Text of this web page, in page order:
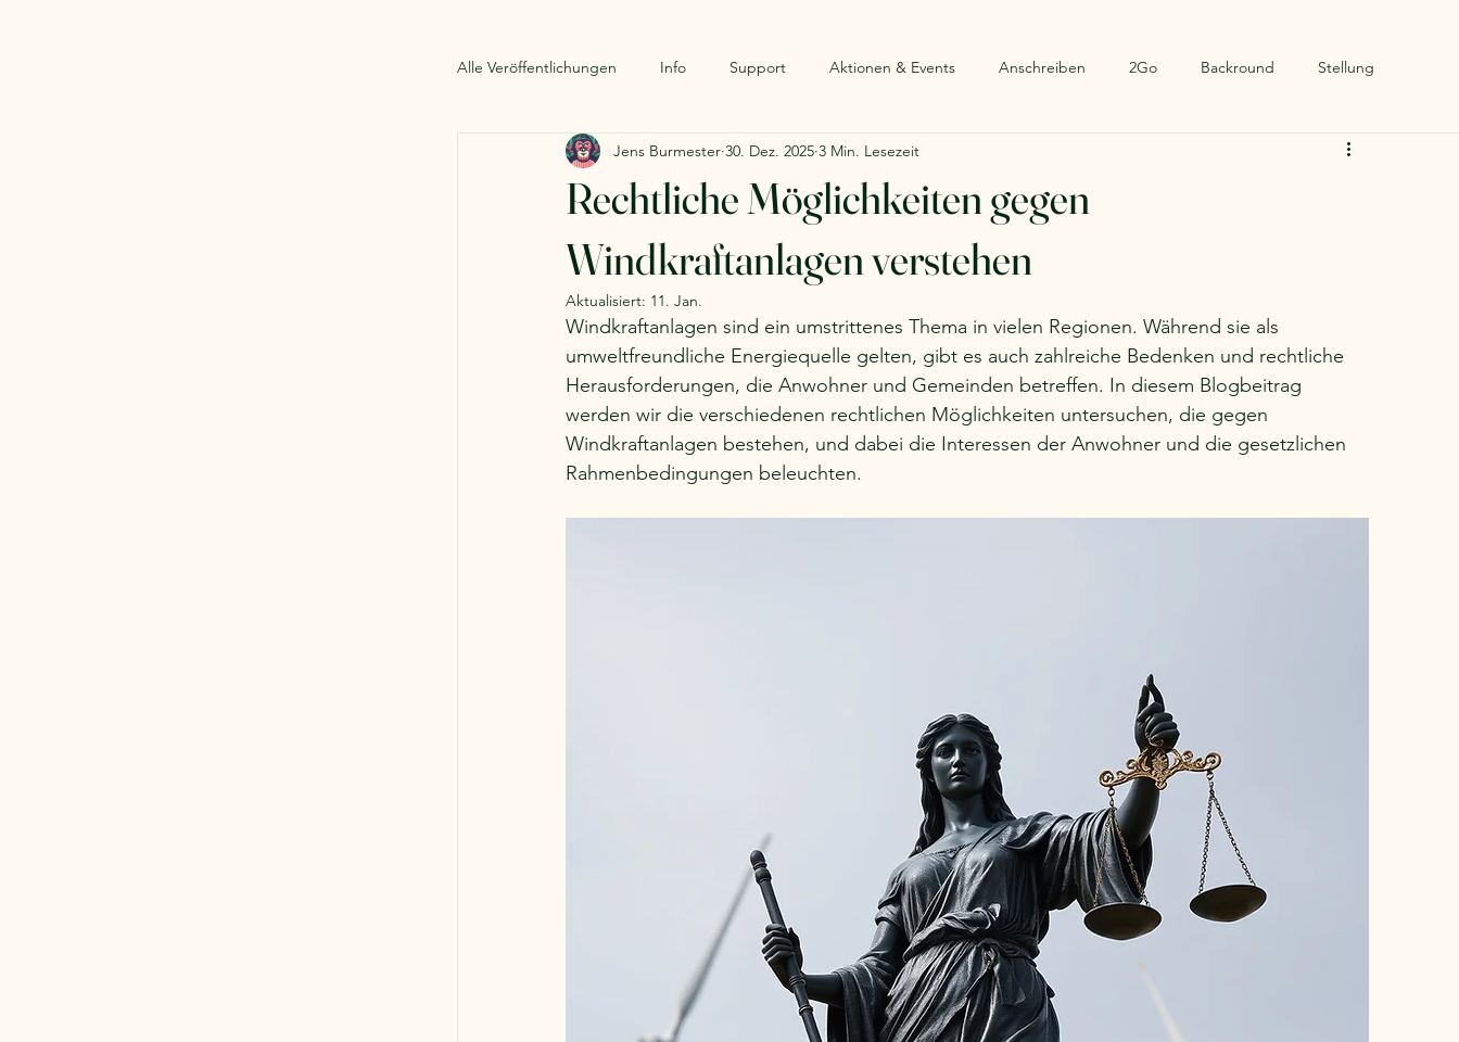
Alle Veröffentlichungen Info Support Aktionen & Events Anschreiben 2Go Backround Stellung
Rechtliche Möglichkeiten gegen
Windkraftanlagen verstehen
Jens Burmester 30. Dez. 2025 3 Min. Lesezeit
Aktualisiert: 11. Jan.
Windkraftanlagen sind ein umstrittenes Thema in vielen Regionen. Während sie als
umweltfreundliche Energiequelle gelten, gibt es auch zahlreiche Bedenken und rechtliche
Herausforderungen, die Anwohner und Gemeinden betreffen. In diesem Blogbeitrag
werden wir die verschiedenen rechtlichen Möglichkeiten untersuchen, die gegen
Windkraftanlagen bestehen, und dabei die Interessen der Anwohner und die gesetzlichen
Rahmenbedingungen beleuchten.